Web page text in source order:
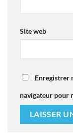
Site web
Enregistrer
navigateur pour